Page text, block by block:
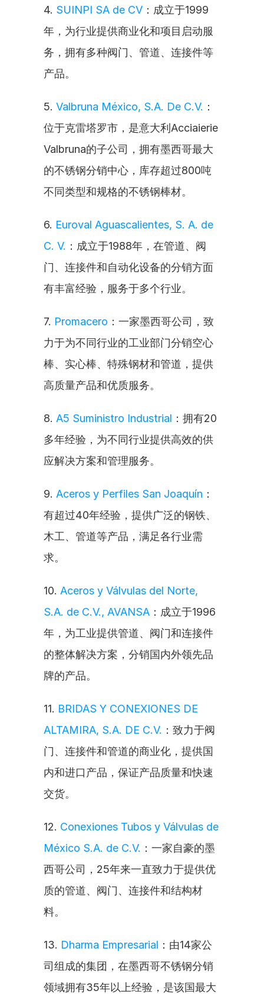
4. SUINPI SA de CV ：成立于1999
年，为行业提供商业化和项目启动服
务，拥有多种阀门、管道、连接件等
产品。
5. Valbruna México, S.A. De C.V. ：
位于克雷塔罗市，是意大利Acciaierie
Valbruna的子公司，拥有墨西哥最大
的不锈钢分销中心，库存超过800吨
不同类型和规格的不锈钢棒材。
6. Euroval Aguascalientes, S. A. de
C. V. ：成立于1988年，在管道、阀
门、连接件和自动化设备的分销方面
有丰富经验，服务于多个行业。
7. Promacero ：一家墨西哥公司，致
力于为不同行业的工业部门分销空心
棒、实心棒、特殊钢材和管道，提供
高质量产品和优质服务。
8. A5 Suministro Industrial ：拥有20
多年经验，为不同行业提供高效的供
应解决方案和管理服务。
9. Aceros y Perfiles San Joaquín ：
有超过40年经验，提供广泛的钢铁、
木工、管道等产品，满足各行业需
求。
10. Aceros y Válvulas del Norte,
S.A. de C.V., AVANSA ：成立于1996
年，为工业提供管道、阀门和连接件
的整体解决方案，分销国内外领先品
牌的产品。
11. BRIDAS Y CONEXIONES DE
ALTAMIRA, S.A. DE C.V. ：致力于阀
门、连接件和管道的商业化，提供国
内和进口产品，保证产品质量和快速
交货。
12. Conexiones Tubos y Válvulas de
México S.A. de C.V. ：一家自豪的墨
西哥公司，25年来一直致力于提供优
质的管道、阀门、连接件和结构材
料。
13. Dharma Empresarial ：由14家公
司组成的集团，在墨西哥不锈钢分销
领域拥有35年以上经验，是该国最大